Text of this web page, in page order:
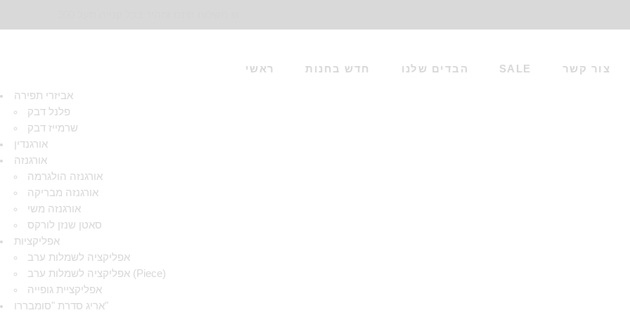
ראשי חדש בחנות הבדים שלנו SALE צור קשר
אביזרי תפירה
פלנל דבק
שרמייז דבק
אורגנדין
אורגנזה
אורגנזה הולגרמה
אורגנזה מבריקה
אורגנזה משי
סאטן שנזן לורקס
אפליקציות
אפליקציה לשמלות ערב
אפליקציה לשמלות ערב (Piece)
אפליקציית גופייה
אריג סדרת "סומבררו"